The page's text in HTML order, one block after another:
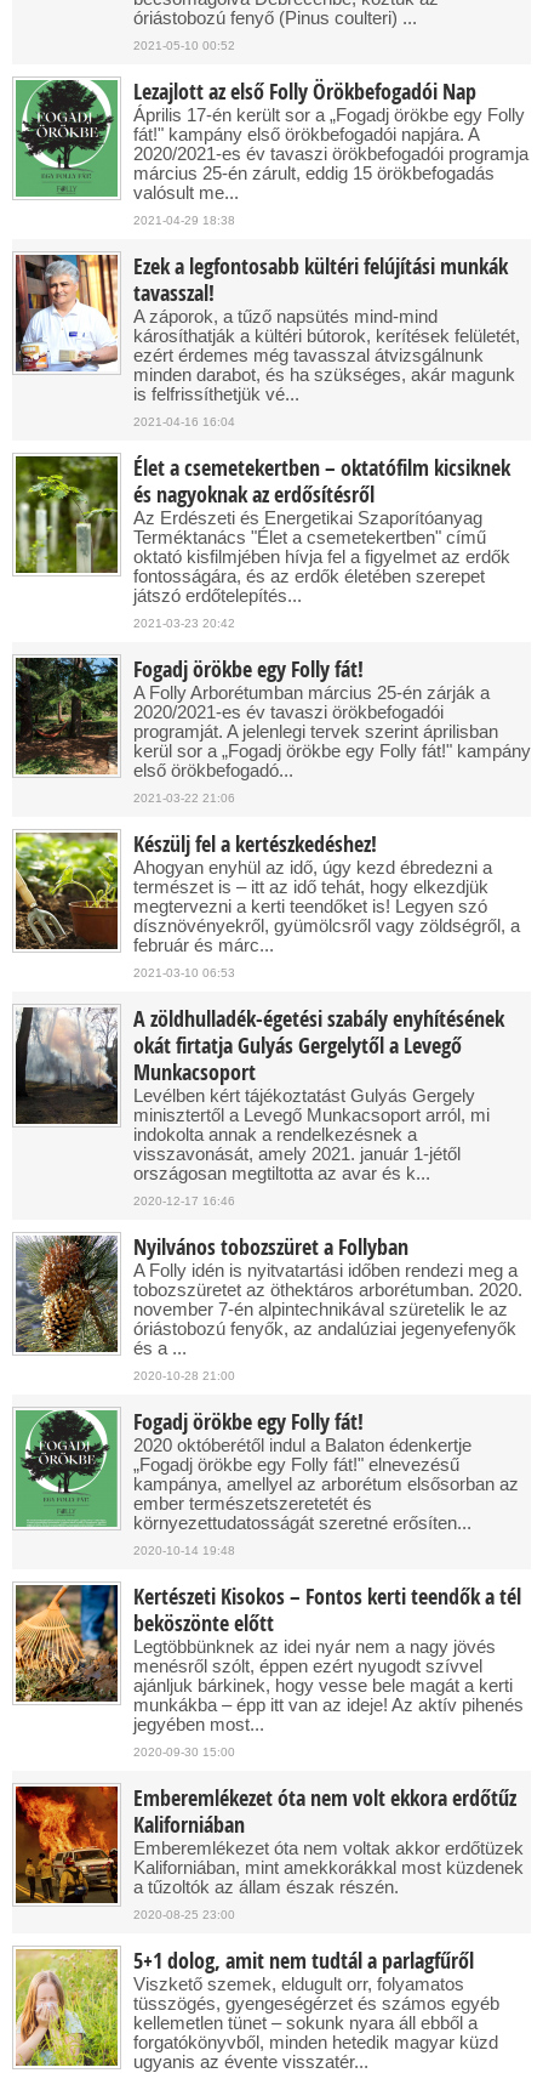
óriástobozú fenyő (Pinus coulteri) ...
2021-05-10 00:52
Lezajlott az első Folly Örökbefogadói Nap
Április 17-én került sor a „Fogadj örökbe egy Folly
fát!" kampány első örökbefogadói napjára. A
2020/2021-es év tavaszi örökbefogadói programja
március 25-én zárult, eddig 15 örökbefogadás
valósult me...
2021-04-29 18:38
Ezek a legfontosabb kültéri felújítási munkák
tavasszal!
A záporok, a tűző napsütés mind-mind
károsíthatják a kültéri bútorok, kerítések felületét,
ezért érdemes még tavasszal átvizsgálnunk
minden darabot, és ha szükséges, akár magunk
is felfrissíthetjük vé...
2021-04-16 16:04
Élet a csemetekertben – oktatófilm kicsiknek
és nagyoknak az erdősítésről
Az Erdészeti és Energetikai Szaporítóanyag
Terméktanács "Élet a csemetekertben" című
oktató kisfilmjében hívja fel a figyelmet az erdők
fontosságára, és az erdők életében szerepet
játszó erdőtelepítés...
2021-03-23 20:42
Fogadj örökbe egy Folly fát!
A Folly Arborétumban március 25-én zárják a
2020/2021-es év tavaszi örökbefogadói
programját. A jelenlegi tervek szerint áprilisban
kerül sor a „Fogadj örökbe egy Folly fát!" kampány
első örökbefogadó...
2021-03-22 21:06
Készülj fel a kertészkedéshez!
Ahogyan enyhül az idő, úgy kezd ébredezni a
természet is – itt az idő tehát, hogy elkezdjük
megtervezni a kerti teendőket is! Legyen szó
dísznövényekről, gyümölcsről vagy zöldségről, a
február és márc...
2021-03-10 06:53
A zöldhulladék-égetési szabály enyhítésének
okát firtatja Gulyás Gergelytől a Levegő
Munkacsoport
Levélben kért tájékoztatást Gulyás Gergely
minisztertől a Levegő Munkacsoport arról, mi
indokolta annak a rendelkezésnek a
visszavonását, amely 2021. január 1-jétől
országosan megtiltotta az avar és k...
2020-12-17 16:46
Nyilvános tobozszüret a Follyban
A Folly idén is nyitvatartási időben rendezi meg a
tobozszüretet az öthektáros arborétumban. 2020.
november 7-én alpintechnikával szüretelik le az
óriástobozú fenyők, az andalúziai jegenyefenyők
és a ...
2020-10-28 21:00
Fogadj örökbe egy Folly fát!
2020 októberétől indul a Balaton édenkertje
„Fogadj örökbe egy Folly fát!" elnevezésű
kampánya, amellyel az arborétum elsősorban az
ember természetszeretetét és
környezettudatosságát szeretné erősíten...
2020-10-14 19:48
Kertészeti Kisokos – Fontos kerti teendők a tél
beköszönte előtt
Legtöbbünknek az idei nyár nem a nagy jövés
menésről szólt, éppen ezért nyugodt szívvel
ajánljuk bárkinek, hogy vesse bele magát a kerti
munkákba – épp itt van az ideje! Az aktív pihenés
jegyében most...
2020-09-30 15:00
Emberemlékezet óta nem volt ekkora erdőtűz
Kaliforniában
Emberemlékezet óta nem voltak akkor erdőtüzek
Kaliforniában, mint amekkorákkal most küzdenek
a tűzoltók az állam észak részén.
2020-08-25 23:00
5+1 dolog, amit nem tudtál a parlagfűről
Viszkető szemek, eldugult orr, folyamatos
tüsszögés, gyengeségérzet és számos egyéb
kellemetlen tünet – sokunk nyara áll ebből a
forgatókönyvből, minden hetedik magyar küzd
ugyanis az évente visszatér...